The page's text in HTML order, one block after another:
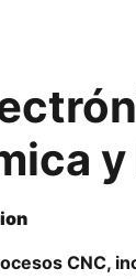
y
CNC,